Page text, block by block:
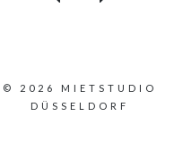
© 2026 MIETSTUDIO
DÜSSELDORF